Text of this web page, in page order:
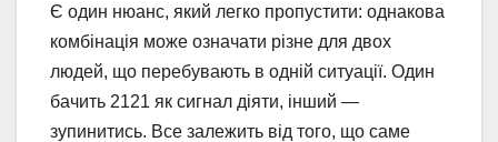
Є один нюанс, який легко пропустити: однакова
комбінація може означати різне для двох
людей, що перебувають в одній ситуації. Один
бачить 2121 як сигнал діяти, інший —
зупинитись. Все залежить від того, що саме